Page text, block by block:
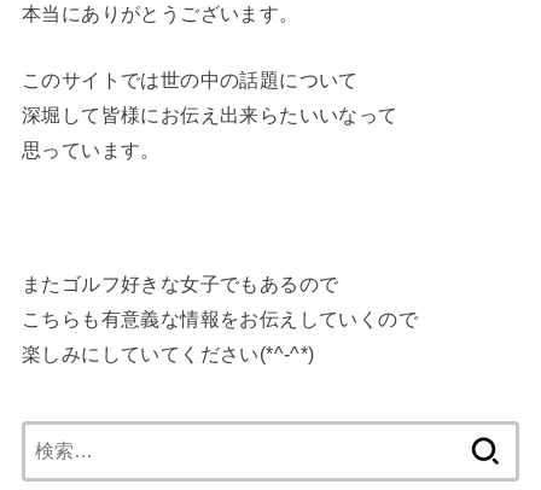
本当にありがとうございます。
このサイトでは世の中の話題について
深堀して皆様にお伝え出来らたいいなって
思っています。
またゴルフ好きな女子でもあるので
こちらも有意義な情報をお伝えしていくので
楽しみにしていてください(*^-^*)
索: